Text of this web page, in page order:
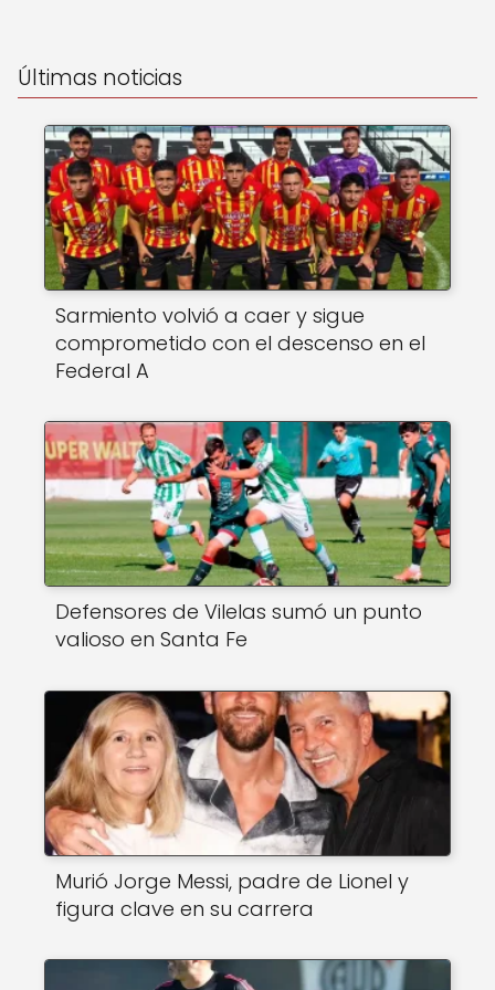
Últimas noticias
Sarmiento volvió a caer y sigue
comprometido con el descenso en el
Federal A
Defensores de Vilelas sumó un punto
valioso en Santa Fe
Murió Jorge Messi, padre de Lionel y
figura clave en su carrera